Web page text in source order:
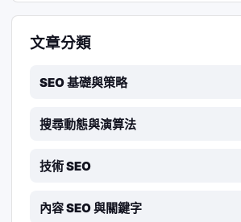
文章分類
SEO 基礎與策略
搜尋動態與演算法
技術 SEO
內容 SEO 與關鍵字